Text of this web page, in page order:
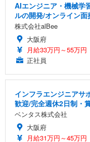
AIエンジニア・機械学
ルの開発/オンライン
株式会社alBee
大阪府
月給33万円～55万円
正社員
インフラエンジニアサ
歓迎/完全週休2日制・
ベンタス株式会社
大阪府
月給31万円～45万円